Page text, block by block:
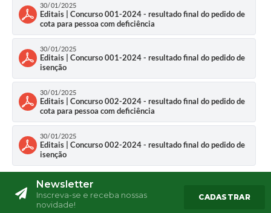
30/01/2025
Editais | Concurso 001-2024 - resultado final do pedido de
cota para pessoa com deficiência
30/01/2025
Editais | Concurso 001-2024 - resultado final do pedido de
isenção
30/01/2025
Editais | Concurso 002-2024 - resultado final do pedido de
cota para pessoa com deficiência
30/01/2025
Editais | Concurso 002-2024 - resultado final do pedido de
isenção
Newsletter
Inscreva-se e receba nossas
novidade!
CADASTRAR